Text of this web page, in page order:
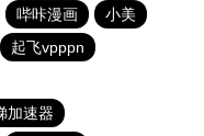
哔咔漫画
小美
起飞vpppn
加速器